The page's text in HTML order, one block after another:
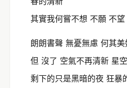
其實我何嘗不想 不願 不望
朗朗書聲 無憂無慮 何其美
但 沒了 空氣不再清新 星
剩下的只是黑暗的夜 狂暴